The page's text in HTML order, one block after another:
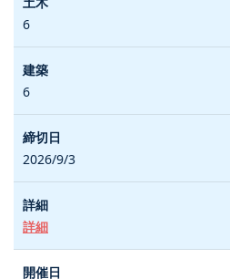
6
6
2026/9/3
詳細